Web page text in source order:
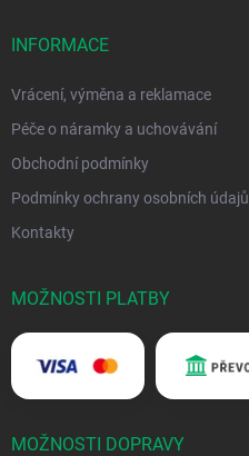
INFORMACE
Vrácení, výměna a reklamace
Péče o náramky a uchovávání
Obchodní podmínky
Podmínky ochrany osobních údajů
Kontakty
MOŽNOSTI PLATBY
MOŽNOSTI DOPRAVY